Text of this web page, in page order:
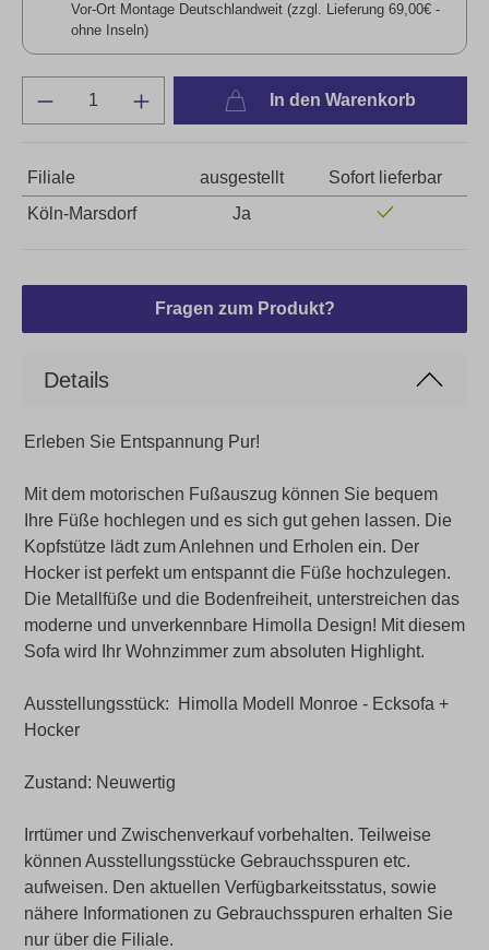
Vor-Ort Montage Deutschlandweit (zzgl. Lieferung 69,00€ -
ohne Inseln)
In den Warenkorb
Filiale ausgestellt
Sofort lieferbar
Köln-Marsdorf
Ja
Fragen zum Produkt?
Details
Erleben Sie Entspannung Pur!
Mit dem motorischen Fußauszug können Sie bequem
Ihre Füße hochlegen und es sich gut gehen lassen. Die
Kopfstütze lädt zum Anlehnen und Erholen ein. Der
Hocker ist perfekt um entspannt die Füße hochzulegen.
Die Metallfüße und die Bodenfreiheit, unterstreichen das
moderne und unverkennbare Himolla Design! Mit diesem
Sofa wird Ihr Wohnzimmer zum absoluten Highlight.
Ausstellungsstück: Himolla Modell Monroe - Ecksofa +
Hocker
Zustand: Neuwertig
Irrtümer und Zwischenverkauf vorbehalten. Teilweise
können Ausstellungsstücke Gebrauchsspuren etc.
aufweisen. Den aktuellen Verfügbarkeitsstatus, sowie
nähere Informationen zu Gebrauchsspuren erhalten Sie
nur über die Filiale.